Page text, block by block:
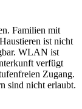
Familien mit
ist nicht
WLAN ist
verfügt
Zugang.
sind nicht erlaubt.